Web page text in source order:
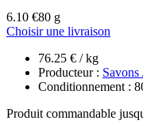
6.10 €80 g
Choisir une livraison
76.25 € / kg
Producteur :
Conditionnement :
Produit commandable